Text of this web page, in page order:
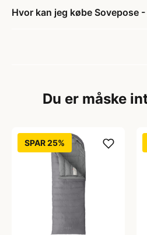
Hvor kan jeg købe Sovepose
Du er måske
SPAR 25%